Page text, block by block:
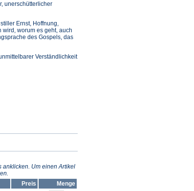
unerschütterlicher
Ernst, Hoffnung,
worum es geht, auch
des Gospels, das
Verständlichkeit
anklicken. Um einen Artikel
Preis
Menge